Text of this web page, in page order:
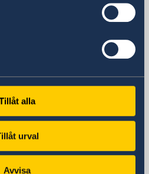
alla
urval
Avvisa
of Sweden to the
20